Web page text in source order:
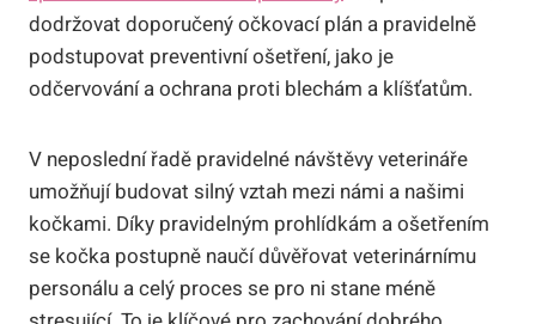
dodržovat doporučený očkovací plán a pravidelně
podstupovat preventivní ošetření, jako je
odčervování a ochrana proti blechám a klíšťatům.
V neposlední řadě pravidelné návštěvy veterináře
umožňují budovat silný vztah mezi námi a našimi
kočkami. Díky pravidelným prohlídkám a ošetřením
se kočka postupně naučí důvěřovat veterinárnímu
personálu a celý proces se pro ni stane méně